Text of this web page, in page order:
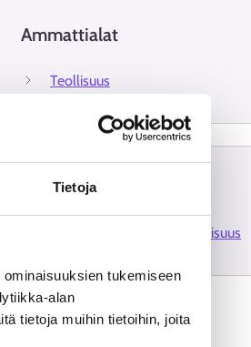
Tietoja
tukemiseen
alan
tietoja muihin tietoihin, joita
Ammattialat
Teollisuus
Haastattelut
Projektipäällikkö, sahateollisuus